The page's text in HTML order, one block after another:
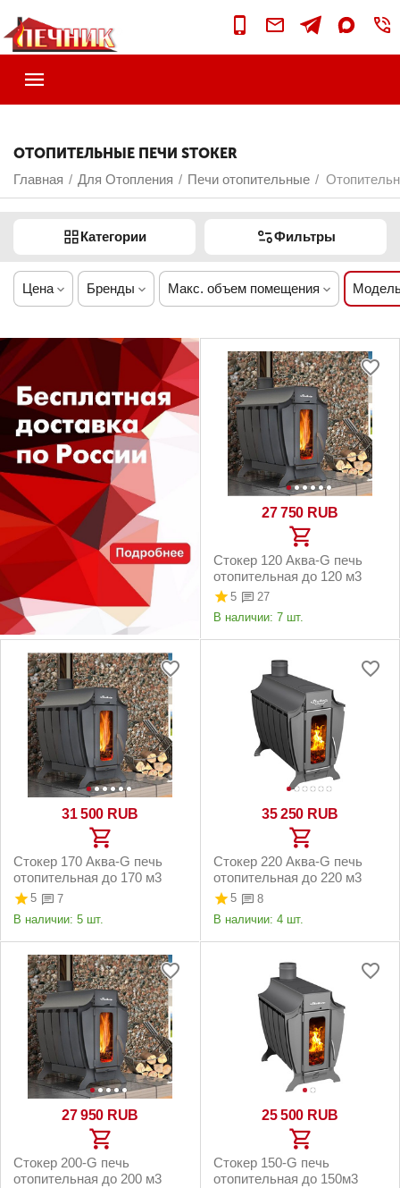
ОТОПИТЕЛЬНЫЕ ПЕЧИ STOKER
Главная / Для Отопления / Печи отопительные /
Категории Фильтры
Цена Бренды Макс. объем помещения
27 750 RUB
Стокер 120 Аква-G печь
отопительная до 120 м3
5
27
В наличии: 7 шт.
31 500 RUB
Стокер 170 Аква-G печь
отопительная до 170 м3
5
7
В наличии: 5 шт.
35 250 RUB
Стокер 220 Аква-G печь
отопительная до 220 м3
5
8
В наличии: 4 шт.
27 950 RUB
Стокер 200-G печь
отопительная до 200 м3
25 500 RUB
Стокер 150-G печь
отопительная до 150м3